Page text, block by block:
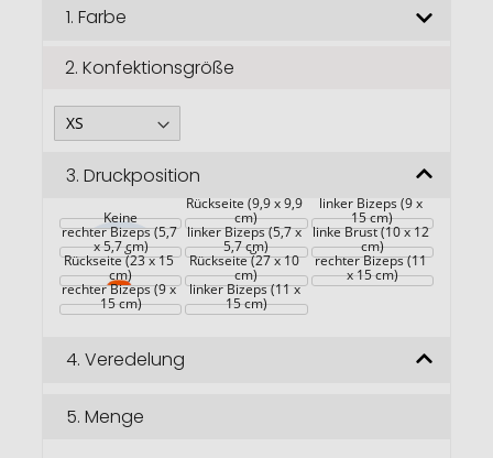
Bildgalerie
1. Farbe
2. Konfektionsgröße
3. Druckposition
Keine
Rückseite (9,9 x 9,9
cm)
linker Bizeps (9 x
15 cm)
rechter Bizeps (5,7
x 5,7 cm)
linker Bizeps (5,7 x
5,7 cm)
linke Brust (10 x 12
cm)
Großflächig auf die
Rückseite (23 x 15
cm)
Großflächig auf die
Rückseite (27 x 10
cm)
rechter Bizeps (11
x 15 cm)
rechter Bizeps (9 x
15 cm)
linker Bizeps (11 x
15 cm)
4. Veredelung
5. Menge